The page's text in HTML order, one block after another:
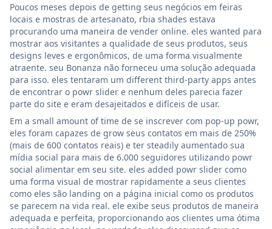
Poucos meses depois de getting seus negócios em feiras
locais e mostras de artesanato, rbia shades estava
procurando uma maneira de vender online. eles wanted para
mostrar aos visitantes a qualidade de seus produtos, seus
designs leves e ergonômicos, de uma forma visualmente
atraente. seu Bonanza não forneceu uma solução adequada
para isso. eles tentaram um different third-party apps antes
de encontrar o powr slider e nenhum deles parecia fazer
parte do site e eram desajeitados e difíceis de usar.
Em a small amount of time de se inscrever com pop-up powr,
eles foram capazes de grow seus contatos em mais de 250%
(mais de 600 contatos reais) e ter steadily aumentado sua
mídia social para mais de 6.000 seguidores utilizando powr
social alimentar em seu site. eles added powr slider como
uma forma visual de mostrar rapidamente a seus clientes
como eles são landing on a página inicial como os produtos
se parecem na vida real. ele exibe seus produtos de maneira
adequada e perfeita, proporcionando aos clientes uma ótima